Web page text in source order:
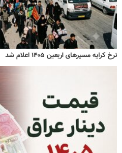
نرخ کرایه مسیرهای اربعین ۱۴۰۵ اعلام شد